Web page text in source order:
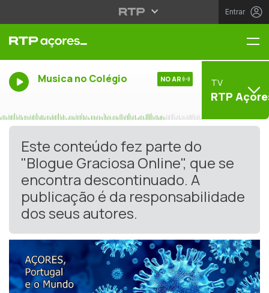
Entrar
Musica no Colégio NO AR TV
RTP
Este conteúdo fez parte do
"Blogue Graciosa Online", que se
encontra descontinuado. A
publicação é da responsabilidade
dos seus autores.